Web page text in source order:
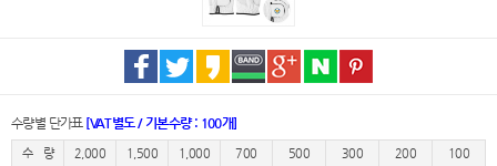
수량별 단가표 [VAT별도 / 기본수량 : 100개]
수 량 2,000 1,500 1,000 700 500 300 200
100